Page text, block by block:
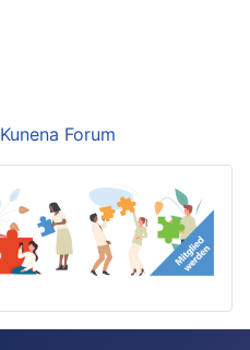
Kunena Forum